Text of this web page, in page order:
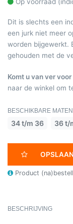
Op voorraad
Dit is slechts een
een jurk niet meer
worden bijgewerkt.
gehouden met de
Komt u van ver
naar de winkel om
BESCHIKBARE MATEN
34 t/m 36 36 t/
Product
BESCHRIJVING